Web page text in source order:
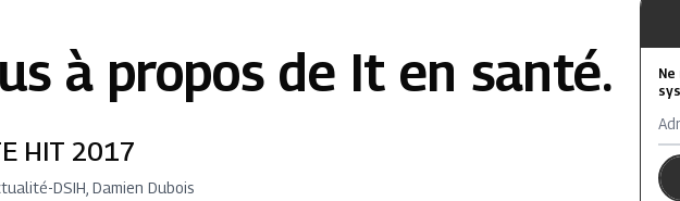
à propos de It en santé.
HIT 2017
-DSIH, Damien Dubois